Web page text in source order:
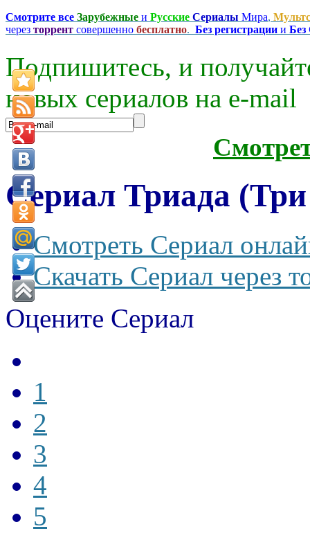
Смотрите все Зарубежные и Русские Сериалы Мира,
через торрент совершенно бесплатно. Без регистрации и
Подпишитесь, и
новых сериалов на e-mаil
Сериал Триада
Смотреть Сериал
Скачать Сериал через
Оцените Сериал
1
2
3
4
5